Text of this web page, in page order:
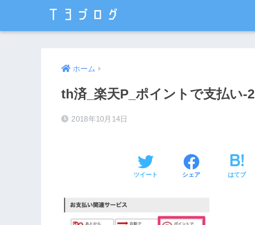
ホーム
th済_楽天P_ポイントで支払い-2
2018年10月14日
ツイート シェア はてブ